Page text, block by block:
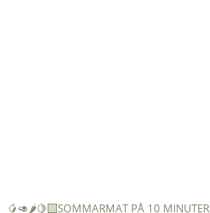
🥭🥑🌶️🍋‍🟩SOMMARMAT PÅ 10 MINUTER